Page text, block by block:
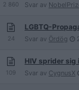
2 860 Svar av
24
LGBTQ-
Svar av Ördög
109
HIV sprider sig
Svar av CygnusX